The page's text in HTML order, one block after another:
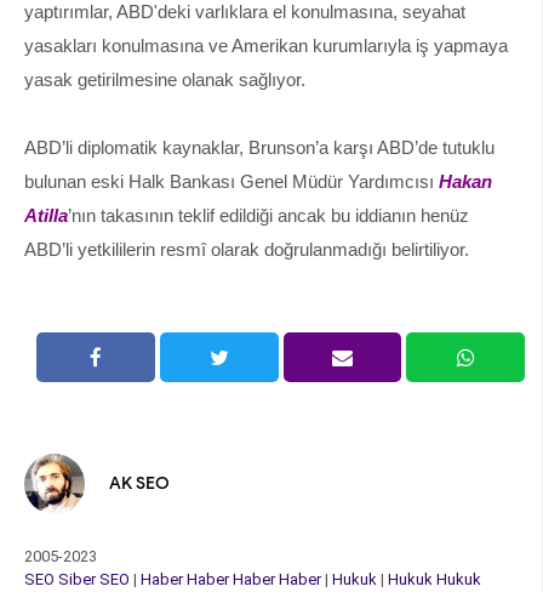
yaptırımlar, ABD'deki varlıklara el konulmasına, seyahat
yasakları konulmasına ve Amerikan kurumlarıyla iş yapmaya
yasak getirilmesine olanak sağlıyor.
ABD’li diplomatik kaynaklar, Brunson’a karşı ABD’de tutuklu
bulunan eski Halk Bankası Genel Müdür Yardımcısı Hakan
Atilla’nın takasının teklif edildiği ancak bu iddianın henüz
ABD’li yetkililerin resmî olarak doğrulanmadığı belirtiliyor.
AK SEO
2005-2023
SEO Siber SEO | Haber Haber Haber Haber| Hukuk | Hukuk Hukuk